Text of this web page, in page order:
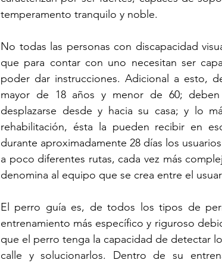
temperamento tranquilo y noble.
No todas las personas con discapacidad
que para contar con uno necesitan ser
poder dar instrucciones. Adicional a esto,
mayor de 18 años y menor de 60;
desplazarse desde y hacia su casa; y lo
rehabilitación, ésta la pueden recibir en
durante aproximadamente 28 días los
a poco diferentes rutas, cada vez más
denomina al equipo que se crea entre el
El perro guía es, de todos los tipos de
entrenamiento más específico y riguroso
que el perro tenga la capacidad de detectar
calle y solucionarlos. Dentro de su